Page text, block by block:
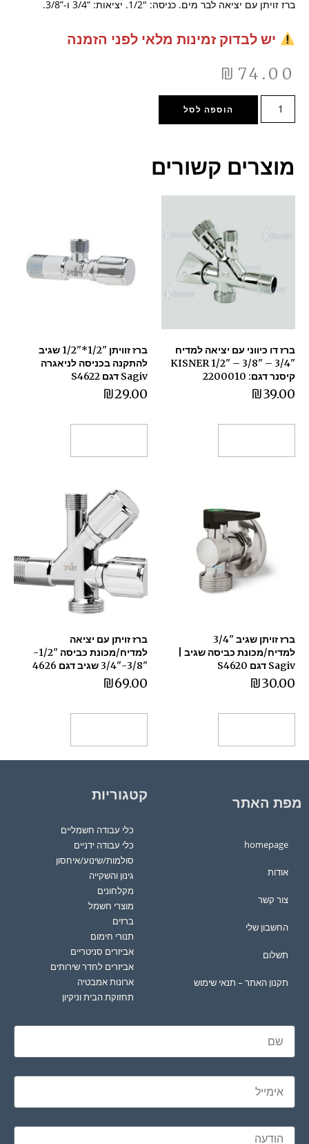
ברז זויתן עם יציאה לבר מים. כניסה: "1/2. יציאות: “3/4 ו-”3/8.
יש לבדוק זמינות מלאי לפני הזמנה
₪ 74.00
הוספה לסל
מוצרים קשורים
ברז דו כיווני עם יציאה למדיח
"3/4 – "3/8 – "1/2 KISNER
קיסנר דגם: 2200010
₪39.00
ברז זוויתן "1/2*"1/2 שגיב
להתקנה בכניסה לניאגרה
Sagiv דגם S4622
₪29.00
ברז זויתן שגיב "3/4
למדיח/מכונת כביסה שגיב |
Sagiv דגם S4620
₪30.00
ברז זויתן עם יציאה
למדיח/מכונת כביסה "1/2-
"3/8-"3/4 שגיב דגם 4626
₪69.00
מפת האתר
homepage
אודות
צור קשר
החשבון שלי
תשלום
תקנון האתר – תנאי שימוש
קטגוריות
כלי עבודה חשמליים
כלי עבודה ידניים
סולמות/שינוע/איחסון
גינון והשקייה
מקלחונים
מוצרי חשמל
ברזים
תנורי חימום
אביזרים סניטריים
אביזרים לחדר שירותים
ארונות אמבטיה
תחזוקת הבית וניקיון